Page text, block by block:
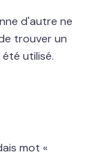
d'autre ne
trouver un
utilisé.
mot «